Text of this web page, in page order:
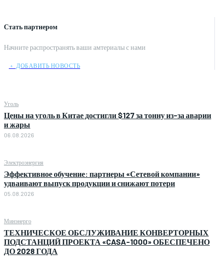
Стать партнером
Начните распространять ваши амтериалы с нами
﹢ ДОБАВИТЬ НОВОСТЬ
Уголь
Цены на уголь в Китае достигли $127 за тонну из-за аварии
и жары
06.08.2026
Электроэнергия
Эффективное обучение: партнеры «Сетевой компании»
удваивают выпуск продукции и снижают потери
05.08.2026
Минэнерго
ТЕХНИЧЕСКОЕ ОБСЛУЖИВАНИЕ КОНВЕРТОРНЫХ
ПОДСТАНЦИЙ ПРОЕКТА «CASA-1000» ОБЕСПЕЧЕНО
ДО 2028 ГОДА